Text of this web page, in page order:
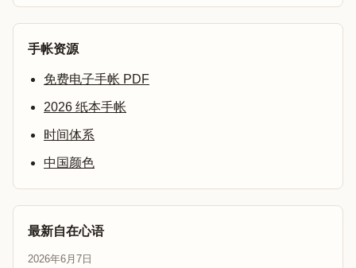
手帐资源
免费电子手帐 PDF
2026 纸本手帐
时间体系
中国颜色
最新自在心语
2026年6月7日